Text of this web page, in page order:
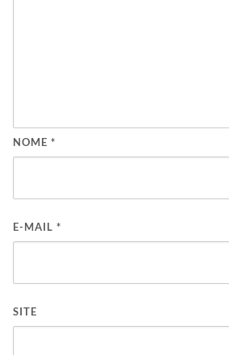
NOME *
E-MAIL *
SITE